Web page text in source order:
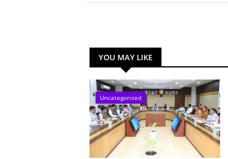
YOU MAY LIKE
Uncategorized